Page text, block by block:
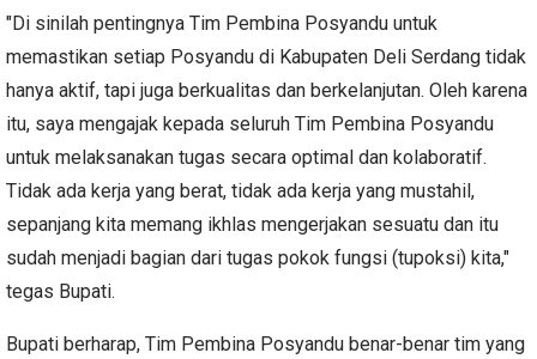
"Di sinilah pentingnya Tim Pembina Posyandu untuk
memastikan setiap Posyandu di Kabupaten Deli Serdang tidak
hanya aktif, tapi juga berkualitas dan berkelanjutan. Oleh karena
itu, saya mengajak kepada seluruh Tim Pembina Posyandu
untuk melaksanakan tugas secara optimal dan kolaboratif.
Tidak ada kerja yang berat, tidak ada kerja yang mustahil,
sepanjang kita memang ikhlas mengerjakan sesuatu dan itu
sudah menjadi bagian dari tugas pokok fungsi (tupoksi) kita,"
tegas Bupati.
Bupati berharap, Tim Pembina Posyandu benar-benar tim yang